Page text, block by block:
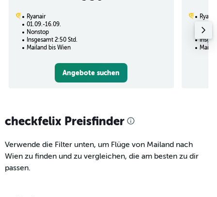
Ryanair
01.09.-16.09.
Nonstop
Insgesamt 2:50 Std.
Mailand bis Wien
Angebote suchen
checkfelix Preisfinder
Verwende die Filter unten, um Flüge von Mailand nach
Wien zu finden und zu vergleichen, die am besten zu dir
passen.